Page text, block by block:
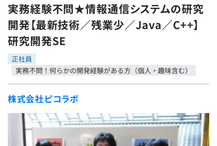
転職成功ガイド
転職エージェント
インタビュー
転職成功ガイド
求人検索
本選考
インターン
イベント・セミナー
インタビュー
学習
問題集
4択課題
リファレンス
プログラミング言語
評価結果一覧
再チャレンジ結果一覧
ゲーム・マンガ
Tech Team Journal
paiza times
paizaとは？
実務経験不問★情報通信システムの研究
開発【最新技術／残業少／Java／C++】
研究開発SE
正社員
実務不問！何らかの開発経験がある方（個人・趣味含む）
株式会社ピコラボ